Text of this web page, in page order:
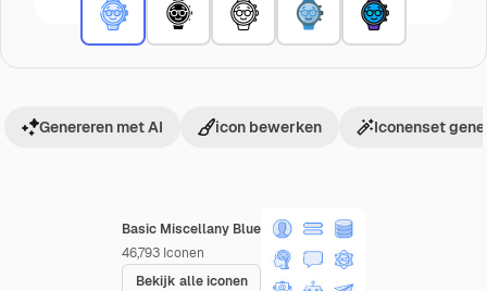
Basic Miscellany Blue
46,793 Iconen
Bekijk alle iconen
Genereren met AI icon bewerken Iconenset